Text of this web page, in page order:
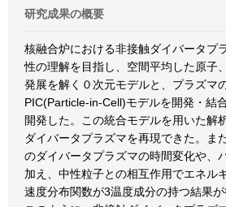
研究成果の概要
核融合炉における非接触ダイバータプ
性の理解を目指し、空間平均した原子
発展を解く０次元モデルと、プラズマ
PIC(Particle-in-Cell)モデルを開発・結
開発した。この統合モデルを用いた解
ダイバータプラズマを再現できた。ま
のダイバータプラズマの時間変化や、
加え、中性粒子との相互作用でエネル
速度分布関数が3温度成分の持つ結果が